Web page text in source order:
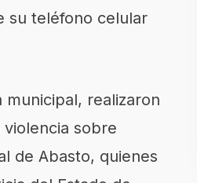
su teléfono celular
realizaron
sobre
de Abasto, quienes